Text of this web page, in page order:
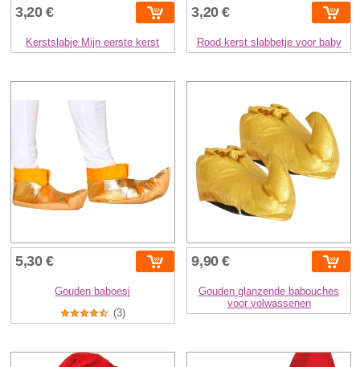
3,20 €
Kerstslabje Mijn eerste kerst
3,20 €
Rood kerst slabbetje voor baby
5,30 €
Gouden baboesj
(3)
9,90 €
Gouden glanzende babouches
voor volwassenen